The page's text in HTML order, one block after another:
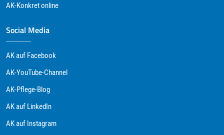
AK-Konkret online
Social Media
AK auf Facebook
AK-YouTube-Channel
AK-Pflege-Blog
AK auf LinkedIn
AK auf Instagram